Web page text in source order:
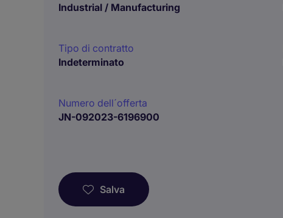
Industrial / Manufacturing
Tipo di contratto
Indeterminato
Numero dell´offerta
JN-092023-6196900
Salva